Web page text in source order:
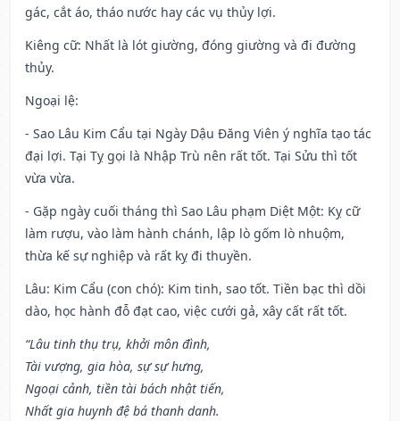
gác, cắt áo, tháo nước hay các vụ thủy lợi.
Kiêng cữ: Nhất là lót giường, đóng giường và đi đường
thủy.
Ngoại lệ:
- Sao Lâu Kim Cẩu tại Ngày Dậu Đăng Viên ý nghĩa tạo tác
đại lợi. Tại Tỵ gọi là Nhập Trù nên rất tốt. Tại Sửu thì tốt
vừa vừa.
- Gặp ngày cuối tháng thì Sao Lâu phạm Diệt Một: Kỵ cữ
làm rượu, vào làm hành chánh, lập lò gốm lò nhuộm,
thừa kế sự nghiệp và rất kỵ đi thuyền.
Lâu: Kim Cẩu (con chó): Kim tinh, sao tốt. Tiền bạc thì dồi
dào, học hành đỗ đạt cao, việc cưới gả, xây cất rất tốt.
“Lâu tinh thụ trụ, khởi môn đình,
Tài vượng, gia hòa, sự sự hưng,
Ngoại cảnh, tiền tài bách nhật tiến,
Nhất gia huynh đệ bá thanh danh.